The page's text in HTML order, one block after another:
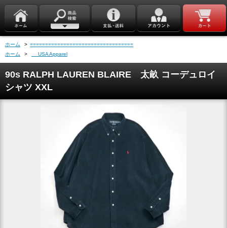
ホーム > ==================================
ホーム
> USA Apparel
90s RALPH LAUREN BLAIRE 太畝 コーデュロイ
シャツ XXL